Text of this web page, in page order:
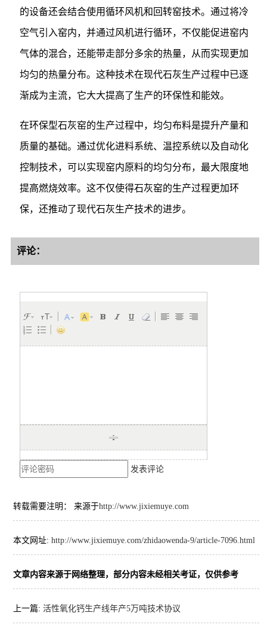
的设备还会结合使用循环风机和回转窑技术。通过将冷
空气引入窑内，并通过风机进行循环，不仅能促进窑内
气体的混合，还能带走部分多余的热量，从而实现更加
均匀的热量分布。这种技术在现代石灰生产过程中已逐
渐成为主流，它大大提高了生产的环保性和能效。
在环保型石灰窑的生产过程中，均匀布料是提升产量和
质量的基础。通过优化进料系统、温控系统以及自动化
控制技术，可以实现窑内原料的均匀分布，最大限度地
提高燃烧效率。这不仅使得石灰窑的生产过程更加环
保，还推动了现代石灰生产技术的进步。
评论：
发表评论
转载需要注明： 来源于http://www.jixiemuye.com
本文网址: http://www.jixiemuye.com/zhidaowenda-9/article-7096.html
文章内容来源于网络整理，部分内容未经相关考证，仅供参考
上一篇: 活性氧化钙生产线年产5万吨技术协议